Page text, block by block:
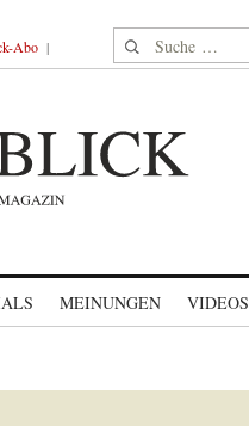
Abo Suche nach:
MEINUNGEN VIDEOS